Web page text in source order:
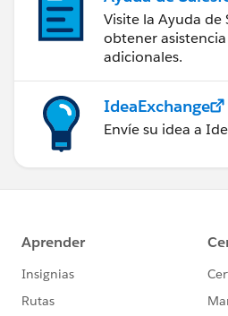
Visite la Ayuda de
obtener
adicionales.
IdeaExchange
Envíe su idea a